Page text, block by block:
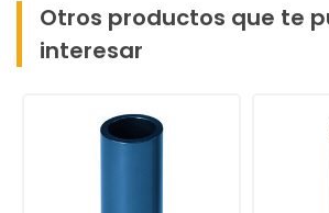
Otros productos que te
interesar